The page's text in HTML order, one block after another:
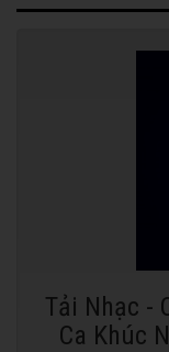
Tải Nhạc -
Ca Khúc